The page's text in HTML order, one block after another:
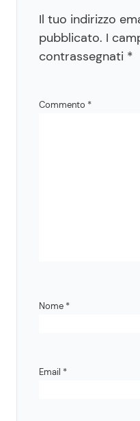
Il tuo indirizzo
pubblicato. I
contrassegnati *
Commento *
Nome *
Email *